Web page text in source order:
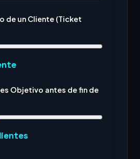
de un Cliente (Ticket
Objetivo antes de fin de